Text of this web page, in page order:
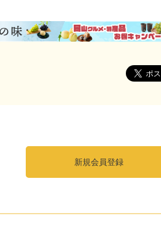
新規会員登録